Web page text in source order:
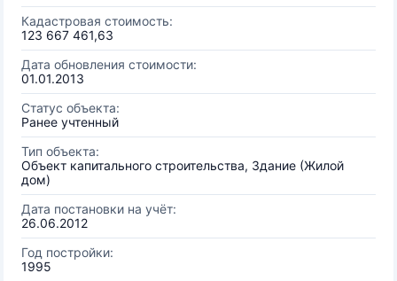
Кадастровая стоимость:
123 667 461,63
Дата обновления стоимости:
01.01.2013
Статус объекта:
Ранее учтенный
Тип объекта:
Объект капитального строительства, Здание (Жилой
дом)
Дата постановки на учёт:
26.06.2012
Год постройки:
1995